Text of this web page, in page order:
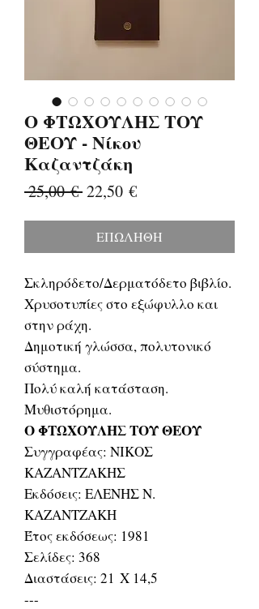
Ο ΦΤΩΧΟΥΛΗΣ ΤΟΥ
ΘΕΟΥ - Νίκου
Καζαντζάκη
25,00 € Κανονική
22,50 €Τιμή
ΕΠΩΛΗΘΗ
Σκληρόδετο/Δερματόδετο βιβλίο.
Χρυσοτυπίες στο εξώφυλλο και
στην ράχη.
Δημοτική γλώσσα, πολυτονικό
σύστημα.
Πολύ καλή κατάσταση.
Μυθιστόρημα.
Ο ΦΤΩΧΟΥΛΗΣ ΤΟΥ ΘΕΟΥ
Συγγραφέας: ΝΙΚΟΣ
ΚΑΖΑΝΤΖΑΚΗΣ
Εκδόσεις: ΕΛΕΝΗΣ Ν.
ΚΑΖΑΝΤΖΑΚΗ
Έτος εκδόσεως: 1981
Σελίδες: 368
Διαστάσεις: 21 Χ 14,5
---